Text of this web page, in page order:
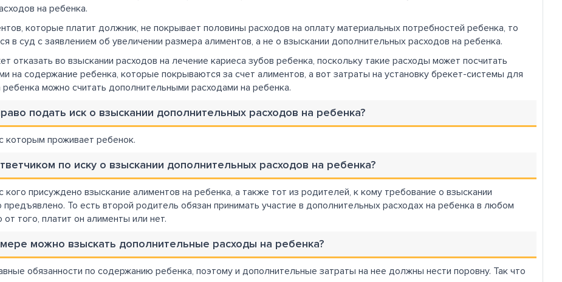
на ребенка.
которые платит должник, не покрывает половины расходов на оплату материальных потребностей ребенка, то
в суд с заявлением об увеличении размера алиментов, а не о взыскании дополнительных расходов на ребенка.
отказать во взыскании расходов на лечение кариеса зубов ребенка, поскольку такие расходы может посчитать
на содержание ребенка, которые покрываются за счет алиментов, а вот затраты на установку брекет-системы для
ребенка можно считать дополнительными расходами на ребенка.
подать иск о взыскании дополнительных расходов на ребенка?
которым проживает ребенок.
по иску о взыскании дополнительных расходов на ребенка?
кого присуждено взыскание алиментов на ребенка, а также тот из родителей, к кому требование о взыскании
То есть второй родитель обязан принимать участие в дополнительных расходах на ребенка в любом
от того, платит он алименты или нет.
можно взыскать дополнительные расходы на ребенка?
обязанности по содержанию ребенка, поэтому и дополнительные затраты на нее должны нести поровну. Так что